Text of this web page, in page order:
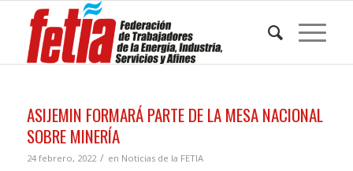
ASIJEMIN FORMARÁ PARTE DE LA MESA NACIONAL
SOBRE MINERÍA
24 febrero, 2022 / en Noticias de la FETIA